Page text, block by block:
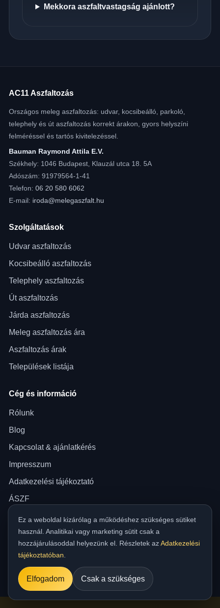
Mekkora aszfaltvastagság ajánlott?
AC11 Aszfaltozás
Országos meleg aszfaltozás: udvar, kocsibeálló, parkoló,
telephely és út aszfaltozás korrekt árakon, gyors helyszíni
felméréssel és tartós kivitelezéssel.
Bauman Raymond Attila E.V.
Székhely: 1046 Budapest, Klauzál utca 18. 5A
Adószám: 91979564-1-41
Telefon: 06 20 580 6062
E-mail: iroda@melegaszfalt.hu
Szolgáltatások
Udvar aszfaltozás
Kocsibeálló aszfaltozás
Telephely aszfaltozás
Út aszfaltozás
Járda aszfaltozás
Meleg aszfaltozás ára
Aszfaltozás árak
Települések listája
Cég és információ
Rólunk
Blog
Kapcsolat & ajánlatkérés
Impresszum
Adatkezelési tájékoztató
ÁSZF
Akadálymentességi nyilatkozat
Ez a weboldal kizárólag a működéshez szükséges sütiket
használ. Analitikai vagy marketing sütit csak a
hozzájárulásoddal helyezünk el. Részletek azAdatkezelési
tájékoztatóban
Elfogadom Csak a szükséges